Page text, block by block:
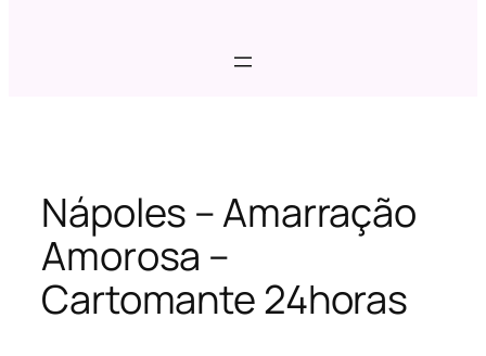
Nápoles – Amarração
Amorosa –
Cartomante 24horas